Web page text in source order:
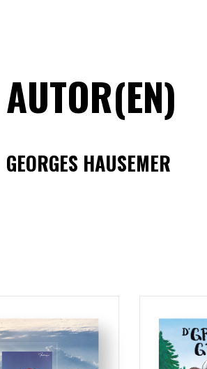
AUTOR(EN)
GEORGES HAUSEMER